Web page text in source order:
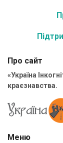
Про сайт
«Україна
краєзнавства.
Меню